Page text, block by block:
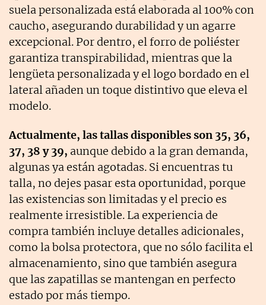
suela personalizada está elaborada al 100% con
caucho, asegurando durabilidad y un agarre
excepcional. Por dentro, el forro de poliéster
garantiza transpirabilidad, mientras que la
lengüeta personalizada y el logo bordado en el
lateral añaden un toque distintivo que eleva el
modelo.
Actualmente, las tallas disponibles son 35, 36,
37, 38 y 39, aunque debido a la gran demanda,
algunas ya están agotadas. Si encuentras tu
talla, no dejes pasar esta oportunidad, porque
las existencias son limitadas y el precio es
realmente irresistible. La experiencia de
compra también incluye detalles adicionales,
como la bolsa protectora, que no sólo facilita el
almacenamiento, sino que también asegura
que las zapatillas se mantengan en perfecto
estado por más tiempo.